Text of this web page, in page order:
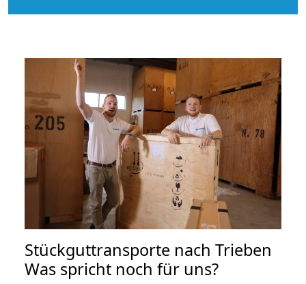
Stückguttransporte nach Trieben
Was spricht noch für uns?